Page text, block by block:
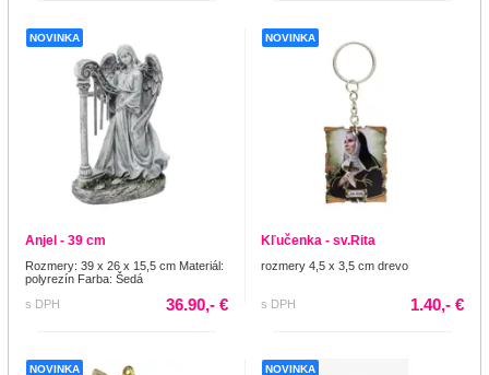
NOVINKA
Anjel - 39 cm
Rozmery: 39 x 26 x 15,5 cm Materiál:
polyrezín Farba: Šedá
s DPH
36.90,- €
NOVINKA
Kľučenka - sv.Rita
rozmery 4,5 x 3,5 cm drevo
s DPH 1.40,- €
NOVINKA NOVINKA